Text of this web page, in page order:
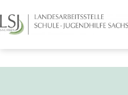
Inhalt
springen